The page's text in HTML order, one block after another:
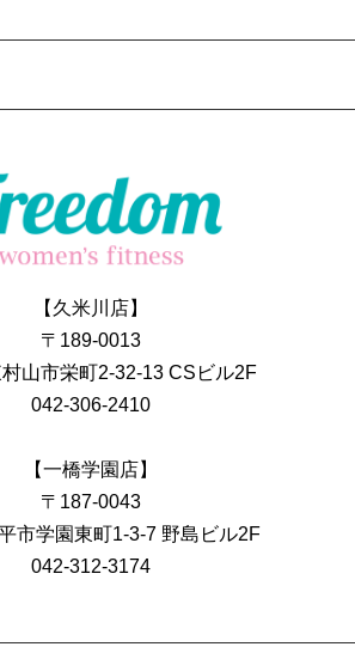
【久米川店】
〒189-0013
山市栄町2-32-13 CSビル2F
042-306-2410
【一橋学園店】
〒187-0043
市学園東町1-3-7 野島ビル2F
042-312-3174